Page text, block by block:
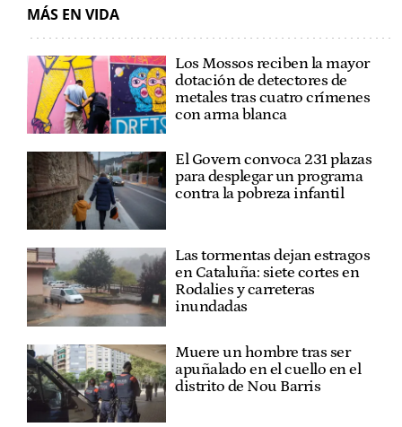
MÁS EN VIDA
Los Mossos reciben la mayor
dotación de detectores de
metales tras cuatro crímenes
con arma blanca
El Govern convoca 231 plazas
para desplegar un programa
contra la pobreza infantil
Las tormentas dejan estragos
en Cataluña: siete cortes en
Rodalies y carreteras
inundadas
Muere un hombre tras ser
apuñalado en el cuello en el
distrito de Nou Barris